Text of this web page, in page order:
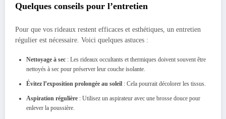
Quelques conseils pour l’entretien
Pour que vos rideaux restent efficaces et esthétiques, un entretien
régulier est nécessaire. Voici quelques astuces :
Nettoyage à sec : Les rideaux occultants et thermiques doivent souvent être
nettoyés à sec pour préserver leur couche isolante.
Évitez l’exposition prolongée au soleil : Cela pourrait décolorer les tissus.
Aspiration régulière : Utilisez un aspirateur avec une brosse douce pour
enlever la poussière.